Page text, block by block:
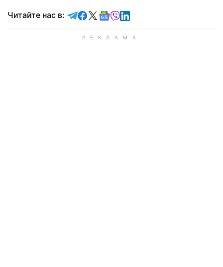
Читайте нас в: Читайте в Telegram
Читайте в Facebook
Читайте в X
Читайте в Google news
Читайте в Viber
Читайте в LinkedIn